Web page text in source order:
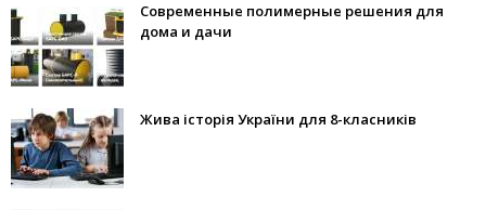
Современные полимерные решения для
дома и дачи
Жива історія України для 8-класників